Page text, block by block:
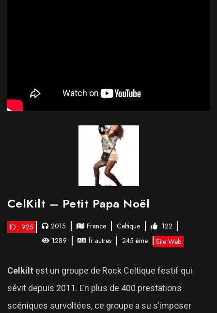
CelKilt – Petit Papa Noël
ID : 925 2015 France Celtique
122
1289
fr autres 245 ème Site Web
Celkilt est un groupe de Rock Celtique festif qui
sévit depuis 2011. En plus de 400 prestations
scéniques survoltées, ce groupe a su s’imposer